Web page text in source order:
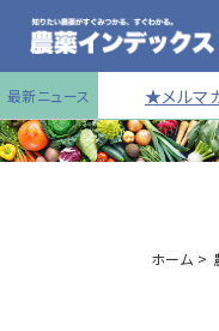
最新ニュース ★メルマ
ホーム